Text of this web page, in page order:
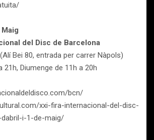
del Disc de Barcelona
Bei 80, entrada per carrer Nàpols)
21h, Diumenge de 11h a 20h
bcn/
xxi-fira-internacional-del-disc-
i-1-de-maig/